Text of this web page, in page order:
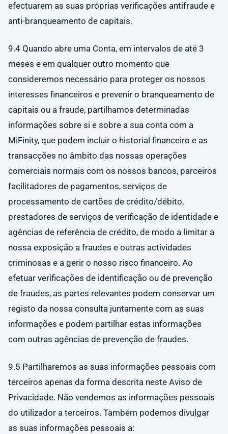
efectuarem as suas próprias verificações antifraude e
anti-branqueamento de capitais.
9.4 Quando abre uma Conta, em intervalos de até 3
meses e em qualquer outro momento que
consideremos necessário para proteger os nossos
interesses financeiros e prevenir o branqueamento de
capitais ou a fraude, partilhamos determinadas
informações sobre si e sobre a sua conta com a
MiFinity, que podem incluir o historial financeiro e as
transacções no âmbito das nossas operações
comerciais normais com os nossos bancos, parceiros
facilitadores de pagamentos, serviços de
processamento de cartões de crédito/débito,
prestadores de serviços de verificação de identidade e
agências de referência de crédito, de modo a limitar a
nossa exposição a fraudes e outras actividades
criminosas e a gerir o nosso risco financeiro. Ao
efetuar verificações de identificação ou de prevenção
de fraudes, as partes relevantes podem conservar um
registo da nossa consulta juntamente com as suas
informações e podem partilhar estas informações
com outras agências de prevenção de fraudes.
9.5 Partilharemos as suas informações pessoais com
terceiros apenas da forma descrita neste Aviso de
Privacidade. Não vendemos as informações pessoais
do utilizador a terceiros. Também podemos divulgar
as suas informações pessoais a: